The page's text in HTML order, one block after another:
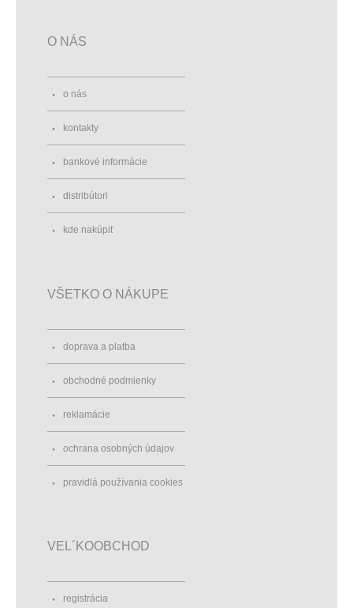
O NÁS
o nás
kontakty
bankové informácie
distribútori
kde nakúpiť
VŠETKO O NÁKUPE
doprava a platba
obchodné podmienky
reklamácie
ochrana osobných údajov
pravidlá používania cookies
VEL´KOOBCHOD
registrácia